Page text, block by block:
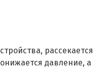
рассекается
давление, а